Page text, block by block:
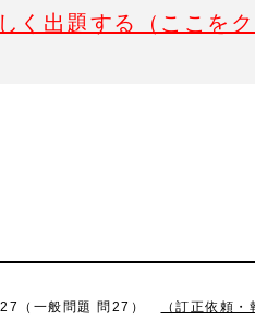
く出題する（ここをク
（一般問題 問27） （訂正依頼・